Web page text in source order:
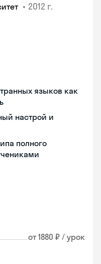
• 2012 г.
языков как
настрой и
полного
от 1880 ₽ / урок